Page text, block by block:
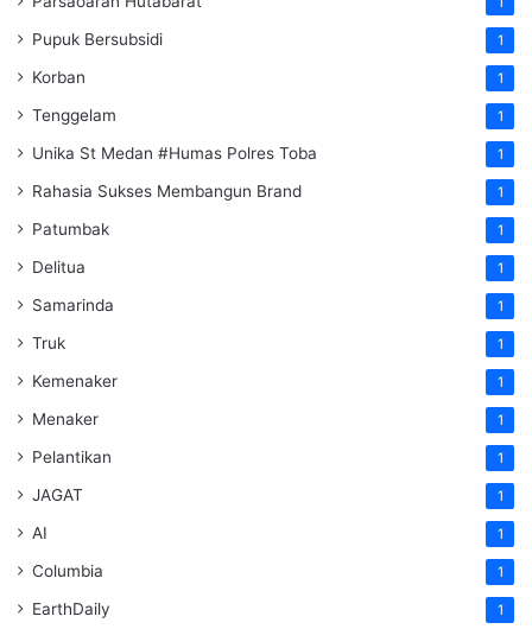
Pupuk Bersubsidi 1
Korban 1
Tenggelam 1
Unika St Medan #Humas Polres Toba 1
Rahasia Sukses Membangun Brand 1
Patumbak 1
Delitua 1
Samarinda 1
Truk 1
Kemenaker 1
Menaker 1
Pelantikan 1
JAGAT 1
AI 1
Columbia 1
EarthDaily 1